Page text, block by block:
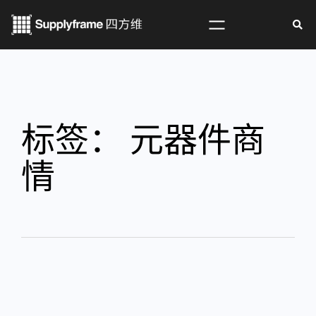
标签： 元器件商
情